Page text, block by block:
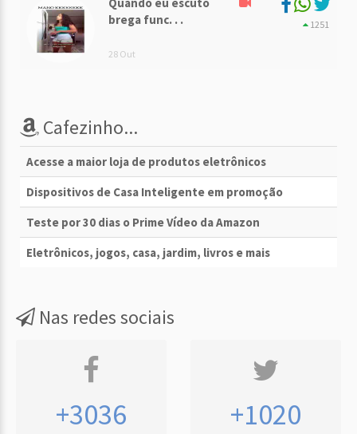
brega func. . .
28 Out
1251
Cafezinho...
Acesse a maior loja de produtos eletrônicos
Dispositivos de Casa Inteligente em promoção
Teste por 30 dias o Prime Vídeo da Amazon
Eletrônicos, jogos, casa, jardim, livros e mais
Nas redes sociais
+3036 +1020